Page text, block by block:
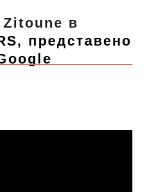
Zitoune в
представено